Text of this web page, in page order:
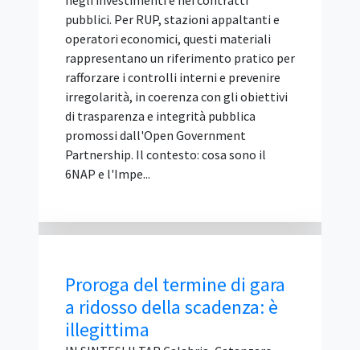
un prodotto diverso da quello richiesto
nelle specifiche tecniche, dichiarandosi
però disponibile a fornire il materiale
originariamente indicato qualora la
stazione appaltante lo avesse ritenuto
inderogabile. Per il Tar questa è un'offerta
condizionata e alternativa, vietata
perché attribuisce al concorrente un
ventaglio di opzioni precluso agli altri
rifiuti), ...